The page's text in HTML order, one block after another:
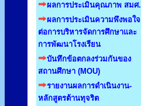
ผลการประเมินคุณภาพ สมศ.
ผลการประเมินความพึงพอใจ
ต่อการบริหารจัดการศึกษาและ
การพัฒนาโรงเรียน
บันทึกข้อตกลงร่วมกันของ
สถานศึกษา (MOU)
รายงานผลการดำเนินงาน-
หลักสูตรต้านทุจริต